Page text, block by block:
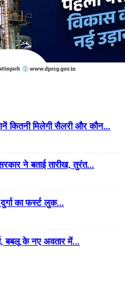
कितनी मिलेगी सैलरी और कौन...
ने बताई तारीख, तुरंत...
का फर्स्ट लुक...
बबलू के नए अवतार में...